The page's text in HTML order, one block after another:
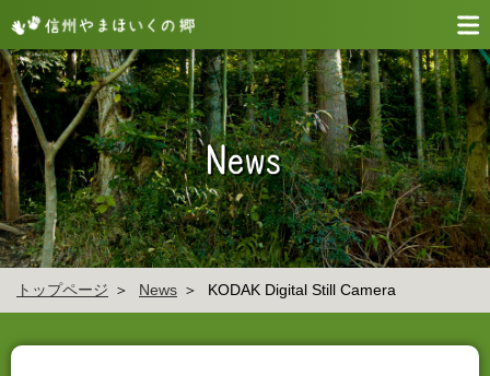
トップページ News KODAK Digital Still Camera